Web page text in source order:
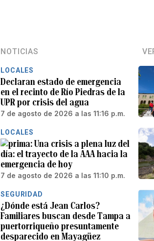
NOTICIAS
LOCALES
Declaran estado de emergencia
en el recinto de Río Piedras de la
UPR por crisis del agua
7 de agosto de 2026 a las 11:16 p.m.
LOCALES
Una crisis a plena luz del
día: el trayecto de la AAA hacia la
emergencia de hoy
7 de agosto de 2026 a las 11:10 p.m.
SEGURIDAD
¿Dónde está Jean Carlos?
Familiares buscan desde Tampa a
puertorriqueño presuntamente
desparecido en Mayagüez